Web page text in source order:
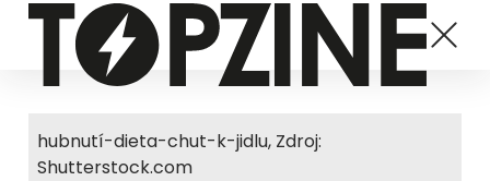
hubnutí-dieta-chut-k-jidlu, Zdroj:
Shutterstock.com